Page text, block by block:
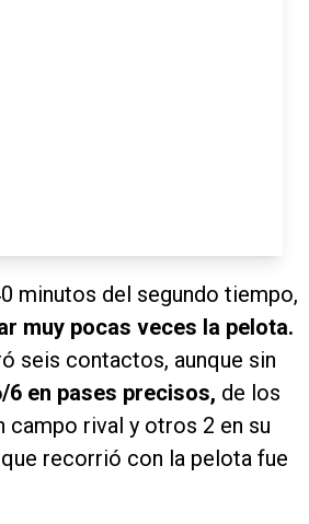
minutos del segundo tiempo,
muy pocas veces la pelota.
seis contactos, aunque sin
6 en pases precisos, de los
campo rival y otros 2 en su
recorrió con la pelota fue